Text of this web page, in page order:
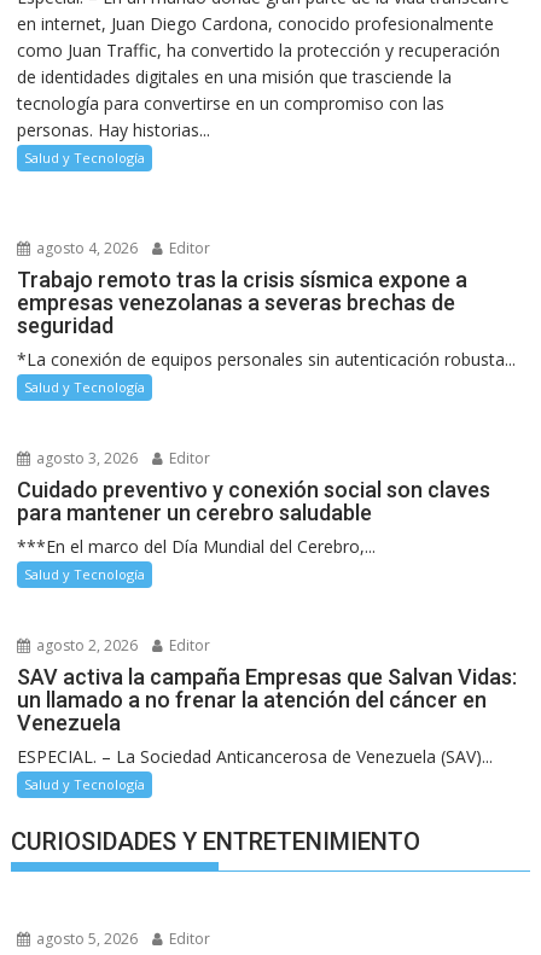
en internet, Juan Diego Cardona, conocido profesionalmente
como Juan Traffic, ha convertido la protección y recuperación
de identidades digitales en una misión que trasciende la
tecnología para convertirse en un compromiso con las
personas. Hay historias...
Salud y Tecnología
agosto 4, 2026 Editor
Trabajo remoto tras la crisis sísmica expone a
empresas venezolanas a severas brechas de
seguridad
*La conexión de equipos personales sin autenticación robusta...
Salud y Tecnología
agosto 3, 2026 Editor
Cuidado preventivo y conexión social son claves
para mantener un cerebro saludable
***En el marco del Día Mundial del Cerebro,...
Salud y Tecnología
agosto 2, 2026 Editor
SAV activa la campaña Empresas que Salvan Vidas:
un llamado a no frenar la atención del cáncer en
Venezuela
ESPECIAL. – La Sociedad Anticancerosa de Venezuela (SAV)...
Salud y Tecnología
CURIOSIDADES Y ENTRETENIMIENTO
agosto 5, 2026 Editor